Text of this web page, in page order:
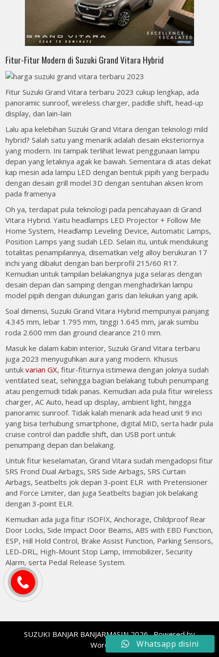
Fitur-Fitur Modern di Suzuki Grand Vitara Hybrid
Fitur Suzuki Grand Vitara terbaru 2023 cukup lengkap, ada
panoramic sunroof, wireless charger, paddle shift, head-up
display, dan lain-lain
Lalu apa kelebihan Suzuki Grand Vitara dengan teknologi mild
hybrid? Salah satu yang menarik adalah desain eksteriornya
yang modern. Ini tampak terlihat lewat penggunaan lampu
depan yang letaknya agak ke bawah. Sementara di atas dekat
kap mesin ada lampu LED dengan bentuk pipih yang berpadu
dengan desain grill model 3D dengan sentuhan aksen krom
pada framenya
Oh ya, terdapat pula teknologi pada pencahayaan di Grand
Vitara Hybrid. Yaitu headlamps LED Projector + Follow Me
Home System, Headlamp Leveling Device, Automatic Lamps,
Position Lamps yang sudah LED. Selain itu, untuk mendukung
totalitas penampilannya, disematkan velg alloy berukuran 17
inchi yang dibalut dengan ban berprofil 215/60 R17.
Kemudian untuk tampilan belakangnya juga selaras dengan
desain depan dan samping dengan menghadirkan lampu
model pipih dengan dukungan garis dan lekukan yang apik.
Soal dimensi, Suzuki Grand Vitara Hybrid mempunyai panjang
4.345 mm, lebar 1.795 mm, tinggi 1.645 mm, jarak sumbu
roda 2.600 mm dan ground clearance 210 mm.
Masuk ke dalam kabin interior, Suzuki Grand Vitara terbaru
juga 2023 menyuguhkan aura yang modern. Khusus
untukvarian GX, fitur-fiturnya istimewa dengan joknya sudah
ventilated seat, sehingga bagian belakang tubuh penumpang
atau pengemudi tidak panas. Kemudian ada pula fitur wireless
charger, AC Auto, head up display, ambient light, hingga
panoramic sunroof. Tidak kalah menarik ada head unit 9 inci
yang bisa terhubung smartphone, digital MID, serta hadir pula
cruise control dan paddle shift, dan USB port untuk
penumpang depan dan belakang.
Untuk fitur keselamatan, Grand Vitara sudah mengadopsi fitur
SRS Frond Dual Airbags, SRS Side Airbags, SRS Curtain
Airbags, Seatbelts jok depan 3-point ELR with Pretensioner
and Force Limiter, dan juga Seatbelts bagian jok belakang
dengan 3-point ELR.
Kemudian ada juga fitur ISOFIX, Anchorage, Childproof Rear
Door Locks, Side Impact Door Beams, ABS with EBD Function,
ESP, Hill Hold Control, Brake Assist Function, Parking Sensors,
LED-DRL, High-Mount Stop Lamp, Immobilizer, Security
Alarm, serta Pedal Release System.
SUZUKI BANJAR BANJARMASIN 2026 . Powered by
WordPress
Whatsapp disini